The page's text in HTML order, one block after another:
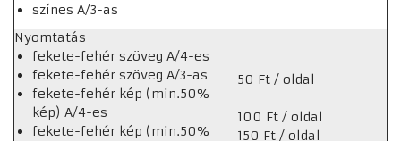
színes A/3-as
Nyomtatás
fekete-fehér szöveg A/4-es
fekete-fehér szöveg A/3-as
fekete-fehér kép (min.50%
kép) A/4-es
fekete-fehér kép (min.50%
50 Ft / oldal
100 Ft / oldal
150 Ft / oldal